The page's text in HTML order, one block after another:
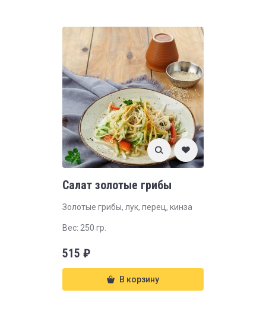
Салат золотые грибы
Золотые грибы, лук, перец, кинза
Вес: 250 гр.
515 ₽
В корзину